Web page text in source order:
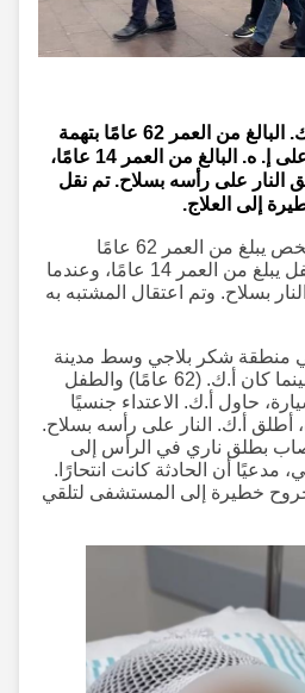
في بوردور، تم اعتقال أ. ك. البالغ من العمر 62 عامًا بتهمة
محاولة الاعتداء الجنسي على إ. ه. البالغ من العمر 14 عامًا،
على رأسه بسلاح. تم نقل
إلى العلاج.
في مدينة بوردور، اتُهم شخص يبلغ من العمر 62 عامًا
بالاعتداء الجنسي على طفل يبلغ من العمر 14 عامًا، وعندما
بسلاح. وتم اعتقال المشتبه به
8 مايو في منطقة شكر بلاجي وسط مدينة
بوردور. وفقًا للادعاءات، بينما كان أ.ك. (62 عامًا) والطفل
حاول أ.ك. الاعتداء جنسيًا
أ.ك. النار على رأسه بسلاح.
بطلق ناري في الرأس إلى
أن الحادثة كانت انتحارًا.
خطيرة إلى المستشفى لتلقي